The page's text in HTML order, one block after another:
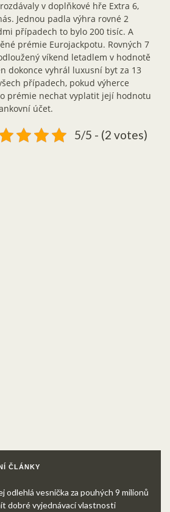
v doplňkové hře Extra 6,
Jednou padla výhra rovné 2
případech to bylo 200 tisíc. A
prémie Eurojackpotu. Rovných 7
víkend letadlem v hodnotě
dokonce vyhrál luxusní byt za 13
případech, pokud výherce
prémie nechat vyplatit její hodnotu
účet.
5/5 - (2 votes)
ČLÁNKY
odlehlá vesnička za pouhých 9 milionů
dobré vyjednávací vlastnosti